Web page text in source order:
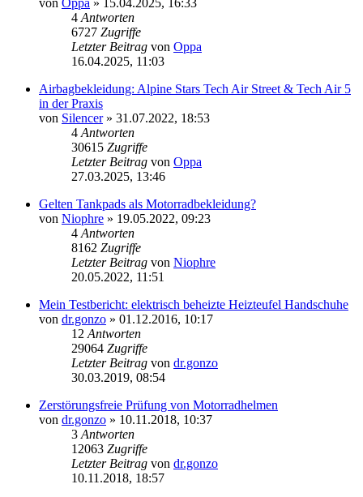
4 Antworten
6727 Zugriffe
Letzter Beitrag von Oppa
16.04.2025, 11:03
Airbagbekleidung: Alpine Stars Tech Air Street & Tech Air 5
in der Praxis
von Silencer» 31.07.2022, 18:53
4 Antworten
30615 Zugriffe
Letzter Beitrag von Oppa
27.03.2025, 13:46
Gelten Tankpads als Motorradbekleidung?
von Niophre » 19.05.2022, 09:23
4 Antworten
8162 Zugriffe
Letzter Beitrag von Niophre
20.05.2022, 11:51
Mein Testbericht: elektrisch beheizte Heizteufel Handschuhe
von dr.gonzo » 01.12.2016, 10:17
12 Antworten
29064 Zugriffe
Letzter Beitrag von dr.gonzo
30.03.2019, 08:54
Zerstörungsfreie Prüfung von Motorradhelmen
von dr.gonzo » 10.11.2018, 10:37
3 Antworten
12063 Zugriffe
Letzter Beitrag von dr.gonzo
10.11.2018, 18:57